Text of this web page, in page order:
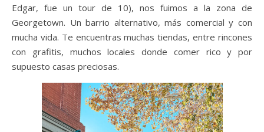
Edgar, fue un tour de 10), nos fuimos a la zona de
Georgetown. Un barrio alternativo, más comercial y con
mucha vida. Te encuentras muchas tiendas, entre rincones
con grafitis, muchos locales donde comer rico y por
supuesto casas preciosas.